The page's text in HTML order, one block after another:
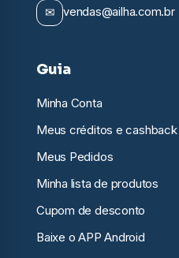
✉ vendas@ailha.com.br
Guia
Minha Conta
Meus créditos e cashback
Meus Pedidos
Minha lista de produtos
Cupom de desconto
Baixe o APP Android